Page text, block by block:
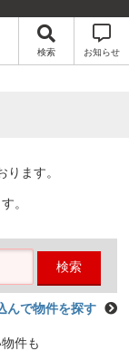
検索 お知らせ
ます。
。
検索
んで物件を探す
件も